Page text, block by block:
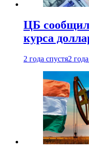
ЦБ
курса
2 года спустя2